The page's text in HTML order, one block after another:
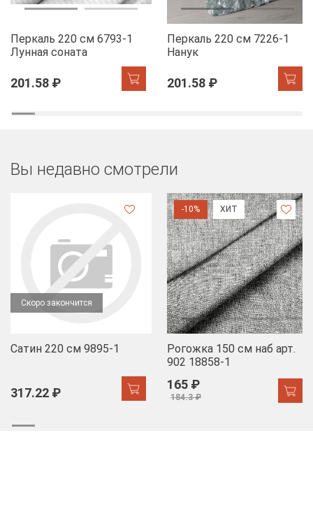
Перкаль 220 см 6793-1
Лунная соната
201.58 ₽
Перкаль 220 см 7226-1
Нанук
201.58 ₽
Вы недавно смотрели
Скоро закончится
Сатин 220 см 9895-1
317.22 ₽
-10% ХИТ
Рогожка 150 см наб арт.
902 18858-1
165 ₽
184.3 ₽